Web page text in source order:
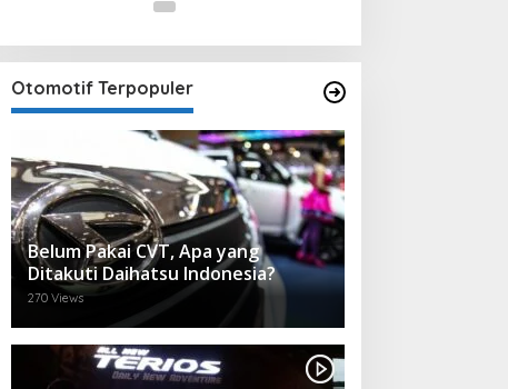
Otomotif Terpopuler
Belum Pakai CVT, Apa yang
Ditakuti Daihatsu Indonesia?
270 Views